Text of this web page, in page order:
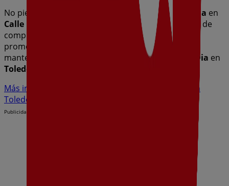
No pierdas la oportunidad de visitar la tienda de
Dia en
Calle Panamá, 4
para disfrutar de una experiencia de
compra completa. Te invitamos a explorar las
promociones que tenemos para ti este
mantenerte informado de las mejores ofertas de
Dia en
Toledo
Más información de Dia
Ver otras tiendas de Dia en
Toledo
Publicidad